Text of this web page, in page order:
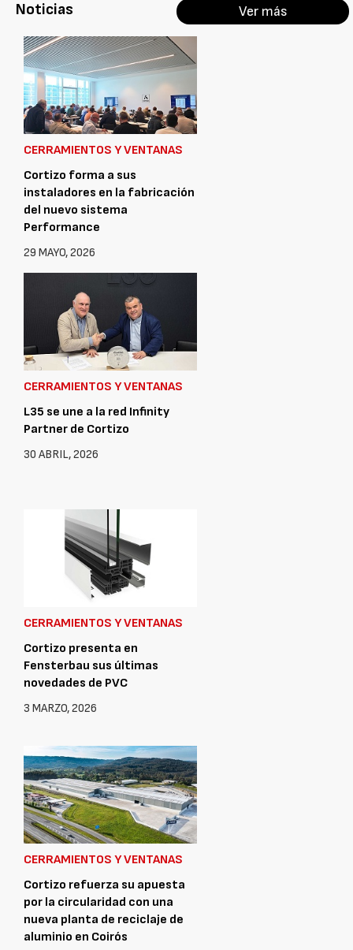
Noticias Ver más
CERRAMIENTOS Y VENTANAS
Cortizo forma a sus
instaladores en la fabricación
del nuevo sistema
Performance
29 MAYO, 2026
CERRAMIENTOS Y VENTANAS
L35 se une a la red Infinity
Partner de Cortizo
30 ABRIL, 2026
CERRAMIENTOS Y VENTANAS
Cortizo presenta en
Fensterbau sus últimas
novedades de PVC
3 MARZO, 2026
CERRAMIENTOS Y VENTANAS
Cortizo refuerza su apuesta
por la circularidad con una
nueva planta de reciclaje de
aluminio en Coirós